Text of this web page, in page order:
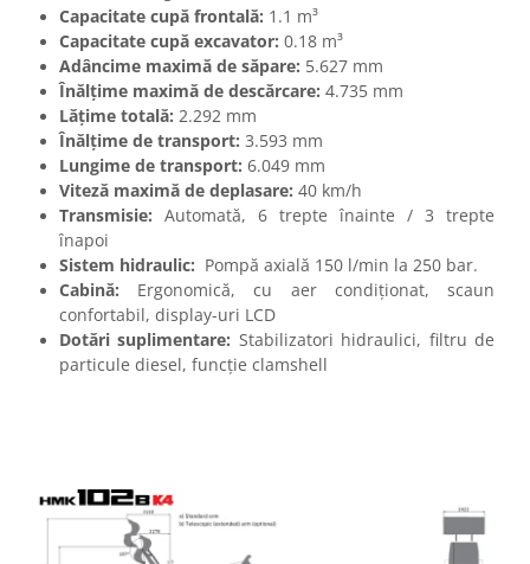
Capacitate cupă frontală: 1.1 m³
Capacitate cupă excavator: 0.18 m³
Adâncime maximă de săpare: 5.627 mm
Înălțime maximă de descărcare: 4.735 mm
Lățime totală: 2.292 mm
Înălțime de transport: 3.593 mm
Lungime de transport: 6.049 mm
Viteză maximă de deplasare: 40 km/h
Transmisie: Automată, 6 trepte înainte / 3 trepte
înapoi
Sistem hidraulic: Pompă axială 150 l/min la 250 bar.
Cabină: Ergonomică, cu aer condiționat, scaun
confortabil, display-uri LCD
Dotări suplimentare: Stabilizatori hidraulici, filtru de
particule diesel, funcție clamshell